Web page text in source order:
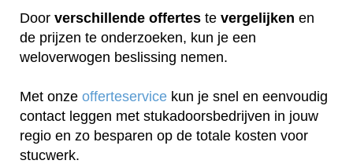
Door verschillende offertes te vergelijken en
de prijzen te onderzoeken, kun je een
weloverwogen beslissing nemen.
Met onze offerteservice kun je snel en eenvoudig
contact leggen met stukadoorsbedrijven in jouw
regio en zo besparen op de totale kosten voor
stucwerk.